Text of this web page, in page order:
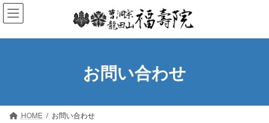
コ
ン
ッ
ナ
ビ
移
お問い合わせ
HOME お問い合わせ